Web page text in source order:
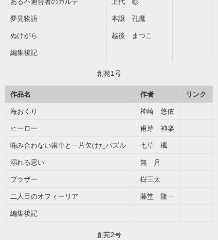
夢見物語 本譲 孔魔
ぬけがら 越後 まつこ
編集後記
創苑1号
作品名 作者 リンク
海おくり 神崎 悠依
ヒーロー 甫芽 神楽
噛み合わない歯車と一片欠けたパズル 七草 楓
溺れる思い 無 月
ブラザー 樹三太
二人目のオフィーリア 藤堂 隆一
編集後記
創苑2号